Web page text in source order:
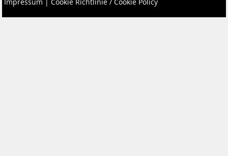
Impressum | Cookie Richtlinie / Cookie Policy